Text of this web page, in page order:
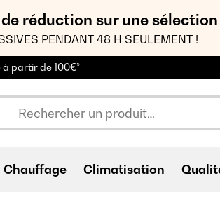
de réduction sur une
PENDANT 48 H SEULEMENT !
partir de 100€*
Chauffage Climatisation